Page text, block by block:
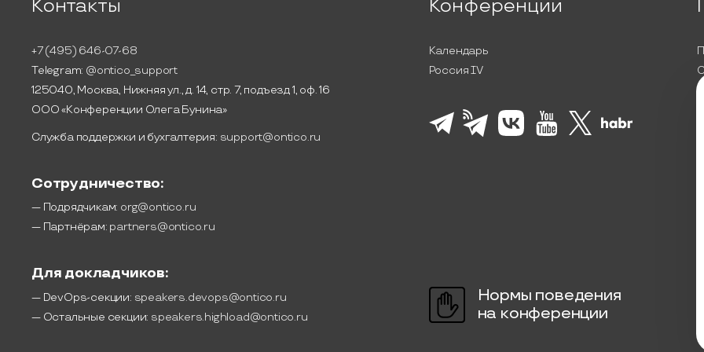
Контакты
+7 (495) 646-07-68
Telegram: @ontico_support
125040, Москва, Нижняя ул., д. 14, стр. 7, подъезд 1, оф. 16
ООО «Конференции Олега Бунина»
Служба поддержки и бухгалтерия: support@ontico.ru
Сотрудничество:
— Подрядчикам: org@ontico.ru
— Партнёрам: partners@ontico.ru
Для докладчиков:
— DevOps-секции: speakers.devops@ontico.ru
— Остальные секции: speakers.highload@ontico.ru
Конференции
Календарь
Россия IV
Нормы поведения
на конференции